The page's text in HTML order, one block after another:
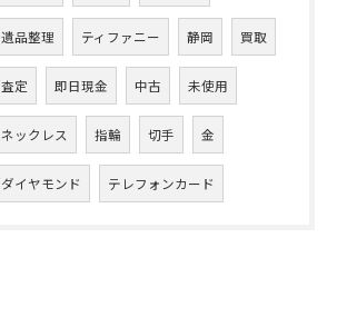
遺品整理 ティファニー 静岡 買取
査定 即日現金 中古 未使用
ネックレス 指輪 切手 金
ダイヤモンド テレフォンカード